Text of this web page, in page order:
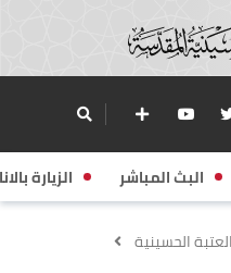
البث المباشر الزيارة
الحسينية